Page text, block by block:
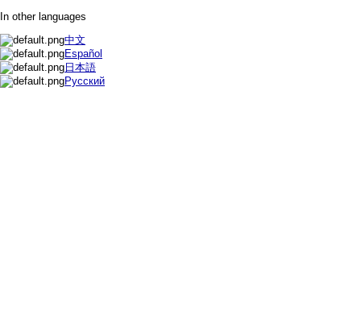
In other languages
中文
Español
日本語
Русский